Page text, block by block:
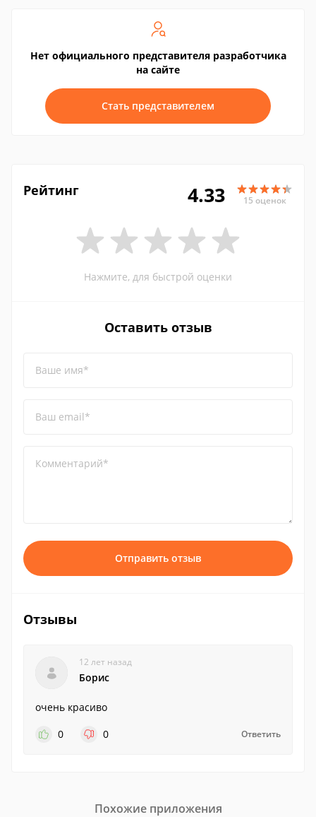
Нет официального представителя разработчика
на сайте
Стать представителем
Рейтинг 4.33 15 оценок
Нажмите, для быстрой оценки
Оставить отзыв
Ваше имя*
Ваш email*
Комментарий*
Отправить отзыв
Отзывы
12 лет назад
Борис
очень красиво
0
0 Ответить
Похожие приложения